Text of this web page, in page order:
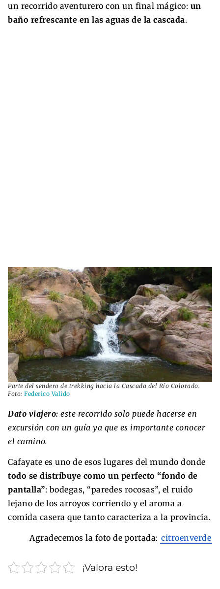
un recorrido aventurero con un final mágico: un
baño refrescante en las aguas de la cascada.
Parte del sendero de trekking hacia la Cascada del Río Colorado.
Foto: Federico Valido
Dato viajero: este recorrido solo puede hacerse en
excursión con un guía ya que es importante conocer
el camino.
Cafayate es uno de esos lugares del mundo donde
todo se distribuye como un perfecto “fondo de
pantalla”: bodegas, “paredes rocosas”, el ruido
lejano de los arroyos corriendo y el aroma a
comida casera que tanto caracteriza a la provincia.
Agradecemos la foto de portada: citroenverde
¡Valora esto!